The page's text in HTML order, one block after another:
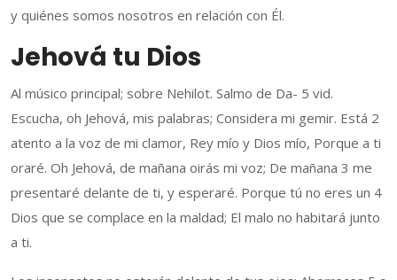
y quiénes somos nosotros en relación con Él.
Jehová tu Dios
Al músico principal; sobre Nehilot. Salmo de Da- 5 vid.
Escucha, oh Jehová, mis palabras; Considera mi gemir. Está 2
atento a la voz de mi clamor, Rey mío y Dios mío, Porque a ti
oraré. Oh Jehová, de mañana oirás mi voz; De mañana 3 me
presentaré delante de ti, y esperaré. Porque tú no eres un 4
Dios que se complace en la maldad; El malo no habitará junto
a ti.